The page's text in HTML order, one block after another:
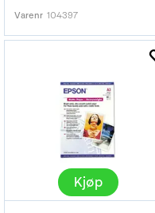
Varenr 104397
Kjøp